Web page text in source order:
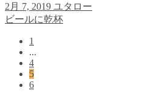
2月 7, 2019 ユタロー
ビールに乾杯
1
...
4
5
6